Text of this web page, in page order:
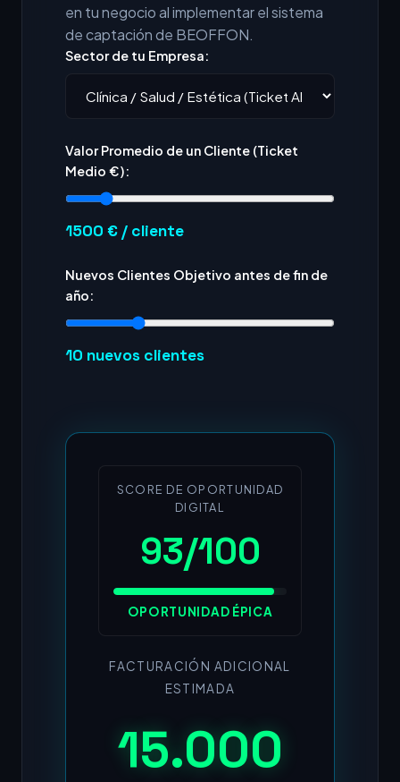
en tu negocio al implementar el sistema
de captación de BEOFFON.
Sector de tu Empresa:
Valor Promedio de un Cliente (Ticket
Medio €):
1500 € / cliente
Nuevos Clientes Objetivo antes de fin de
año:
10 nuevos clientes
SCORE DE OPORTUNIDAD
DIGITAL
93/100
OPORTUNIDAD ÉPICA
FACTURACIÓN ADICIONAL
ESTIMADA
15.000